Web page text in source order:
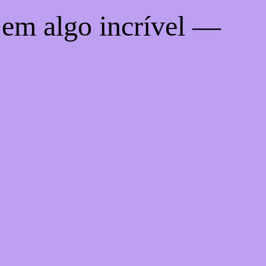
em algo incrível —